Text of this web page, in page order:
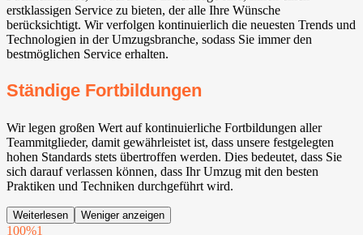
erstklassigen Service zu bieten, der alle Ihre Wünsche
berücksichtigt. Wir verfolgen kontinuierlich die neuesten Trends und
Technologien in der Umzugsbranche, sodass Sie immer den
bestmöglichen Service erhalten.
Ständige Fortbildungen
Wir legen großen Wert auf kontinuierliche Fortbildungen aller
Teammitglieder, damit gewährleistet ist, dass unsere festgelegten
hohen Standards stets übertroffen werden. Dies bedeutet, dass Sie
sich darauf verlassen können, dass Ihr Umzug mit den besten
Praktiken und Techniken durchgeführt wird.
Weiterlesen Weniger anzeigen
100%1